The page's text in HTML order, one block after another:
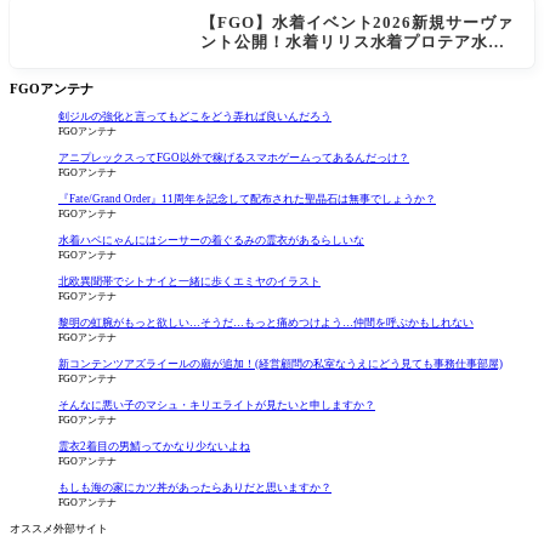
【FGO】水着イベント2026新規サーヴァ
ント公開！水着リリス水着プロテア水着
FGOアンテナ
剣ジルの強化と言ってもどこをどう弄れば良いんだろう
FGOアンテナ
アニプレックスってFGO以外で稼げるスマホゲームってあるんだっけ？
FGOアンテナ
『Fate/Grand Order』11周年を記念して配布された聖晶石は無事でしょうか？
FGOアンテナ
水着ハベにゃんにはシーサーの着ぐるみの霊衣があるらしいな
FGOアンテナ
北欧異聞帯でシトナイと一緒に歩くエミヤのイラスト
FGOアンテナ
黎明の虹腕がもっと欲しい…そうだ…もっと痛めつけよう…仲間を呼ぶかもしれない
FGOアンテナ
新コンテンツアズライールの廟が追加！(経営顧問の私室なうえにどう見ても事務仕事部屋)
FGOアンテナ
そんなに悪い子のマシュ・キリエライトが見たいと申しますか？
FGOアンテナ
霊衣2着目の男鯖ってかなり少ないよね
FGOアンテナ
もしも海の家にカツ丼があったらありだと思いますか？
FGOアンテナ
オススメ外部サイト